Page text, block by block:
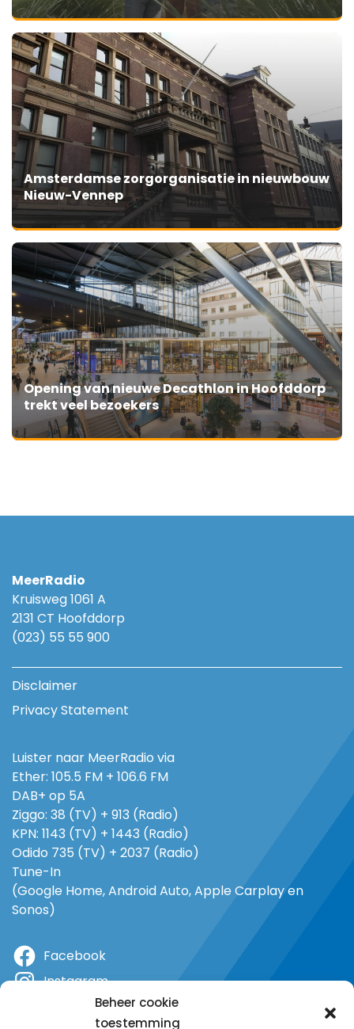
Beheer cookie
toestemming
Amsterdamse zorgorganisatie in nieuwbouw
Nieuw-Vennep
Opening van nieuwe Decathlon in Hoofddorp
trekt veel bezoekers
MeerRadio
Kruisweg 1061 A
2131 CT Hoofddorp
(023) 55 55 900
Disclaimer
Privacy Statement
Luister naar MeerRadio via
Ether: 105.5 FM + 106.6 FM
DAB+ op 5A
Ziggo: 38 (TV) + 913 (Radio)
KPN: 1143 (TV) + 1443 (Radio)
Odido 735 (TV) + 2037 (Radio)
Tune-In
(Google Home, Android Auto, Apple Carplay en
Sonos)
Facebook
Instagram